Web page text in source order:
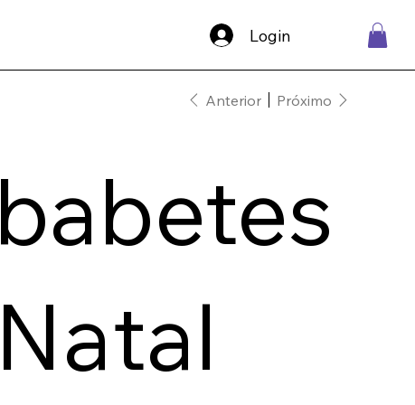
Login
Anterior Próximo
babetes
Natal